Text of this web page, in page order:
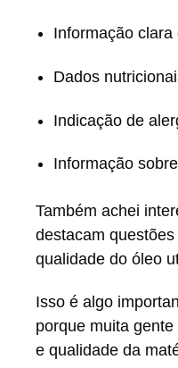
Informação
Dados
Indicação de
Informação
Também achei
destacam
qualidade do óleo
Isso é algo
porque muita
e qualidade da